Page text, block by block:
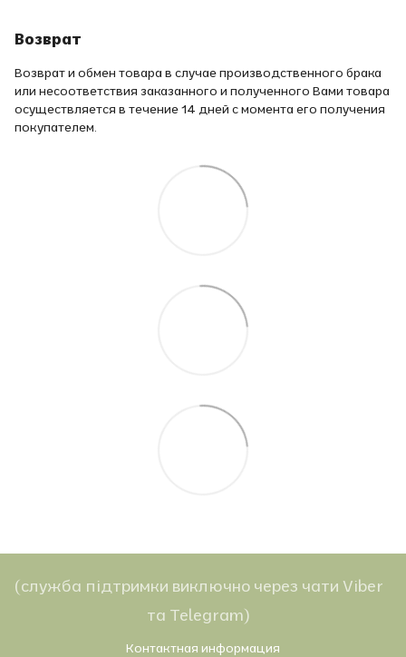
Возврат
Возврат и обмен товара в случае производственного брака
или несоответствия заказанного и полученного Вами товара
осуществляется в течение 14 дней с момента его получения
покупателем.
(служба підтримки виключно через чати Viber
та Telegram)
Контактная информация